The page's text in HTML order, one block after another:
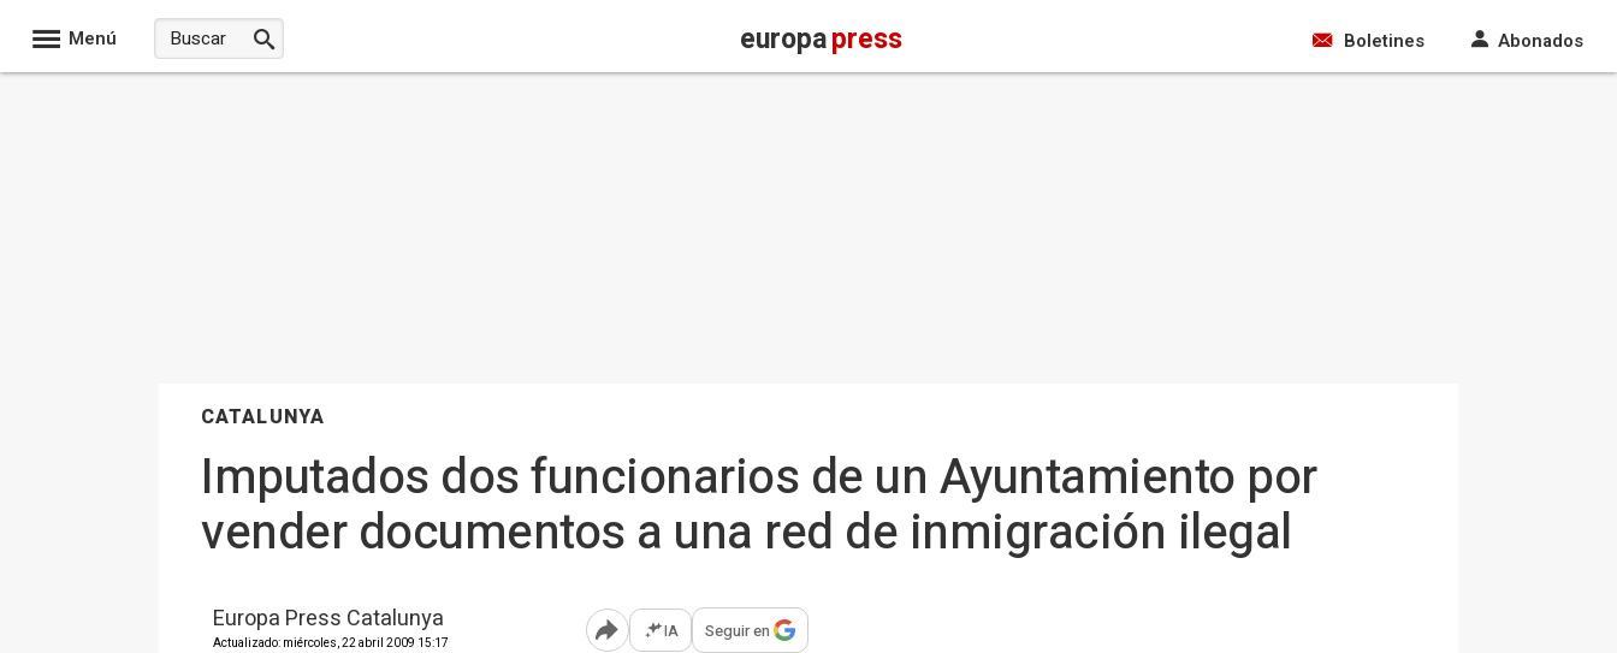
Menú europapress Boletines Abonados
CATALUNYA
Imputados dos funcionarios de un Ayuntamiento por
vender documentos a una red de inmigración ilegal
Europa Press Catalunya
Actualizado: miércoles, 22 abril 2009 15:17 Abrir opciones para compartir
IA Seguir en